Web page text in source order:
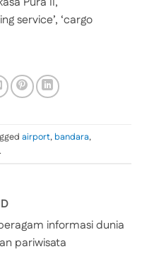
service’, ‘cargo
airport, bandara,
.
informasi dunia
pariwisata